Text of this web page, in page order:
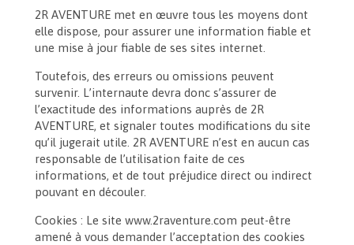
2R AVENTURE met en œuvre tous les moyens dont
elle dispose, pour assurer une information fiable et
une mise à jour fiable de ses sites internet.
Toutefois, des erreurs ou omissions peuvent
survenir. L’internaute devra donc s’assurer de
l’exactitude des informations auprès de 2R
AVENTURE, et signaler toutes modifications du site
qu’il jugerait utile. 2R AVENTURE n’est en aucun cas
responsable de l’utilisation faite de ces
informations, et de tout préjudice direct ou indirect
pouvant en découler.
Cookies : Le site www.2raventure.com peut-être
amené à vous demander l’acceptation des cookies